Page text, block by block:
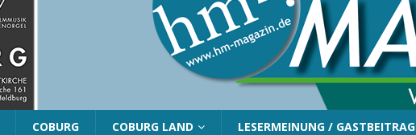
COBURG COBURG LAND LESERMEINUNG / GASTBEITRAG